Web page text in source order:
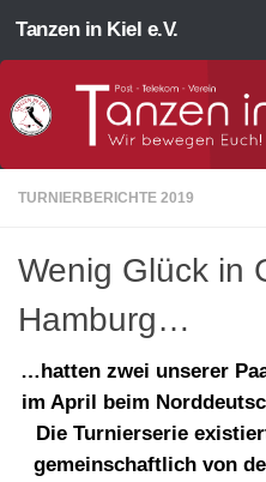
Zum Inhalt springen
Tanzen in Kiel e.V.
TURNIERBERICHTE 2019
Wenig Glück in
Hamburg…
…hatten zwei unserer
im April beim
Die Turnierserie
gemeinschaftlich von